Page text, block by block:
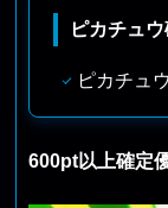
ピカチュ
ピカチュ
600pt以上確定